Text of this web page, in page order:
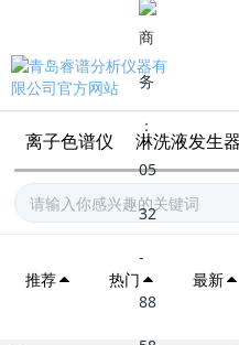
离子色谱仪 淋洗液发生器
推荐 热门 最新